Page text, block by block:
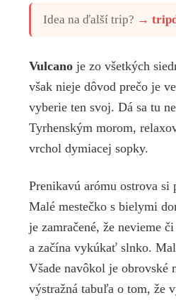
Idea na ďalší trip? →
Vulcano je zo všetkých
však nieje dôvod prečo je
vyberie ten svoj. Dá sa tu
Tyrhenským morom,
vrchol dymiacej sopky.
Prenikavú arómu ostrova si
Malé mestečko s bielymi
je zamračené, že nevieme
a začína vykúkať slnko.
Všade navôkol je obrovské
výstražná tabuľa o tom, že